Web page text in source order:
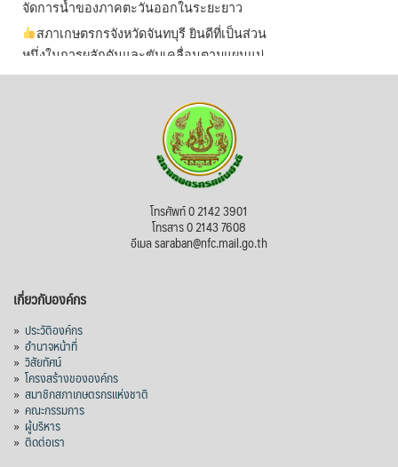
จัดการน้ำของภาคตะวันออกในระยะยาว
สภาเกษตรกรจังหวัดจันทบุรี ยินดีที่เป็นส่วน
หนึ่งในการผลักดันและขับเคลื่อนตามแผนแม่
บทเพื่อพั ...See More
ไม่สามารถดูเนื้อหานี้ได้ในขณะนี้
สภาเกษตรกรแห่งชาติ
ไทยในช่วง 6 เดือนของปี 2569 (ม.ค.-มิ.ย.) มี
1,205 ล้านดอลลาร์สหรัฐ (ประมาณ
38,003.15 ล้านบาท) ลดลง 27.69%
ปรับตัวลดลงตามสภาวะเศรษฐกิจและการค้า
โลก โดยตลาดส่งออกสำคัญ จีน ส่งออกได้
1.52 ล้านตัน ลด 61.71%
โทรศัพท์ 0 2142 3901
โทรสาร 0 2143 7608
อีเมล saraban@nfc.mail.go.th
เกี่ยวกับองค์กร
» ประวัติองค์กร
» อำนาจหน้าที่
» วิสัยทัศน์
» โครงสร้างขององค์กร
» สมาชิกสภาเกษตรกรแห่งชาติ
» คณะกรรมการ
» ผู้บริหาร
» ติดต่อเรา